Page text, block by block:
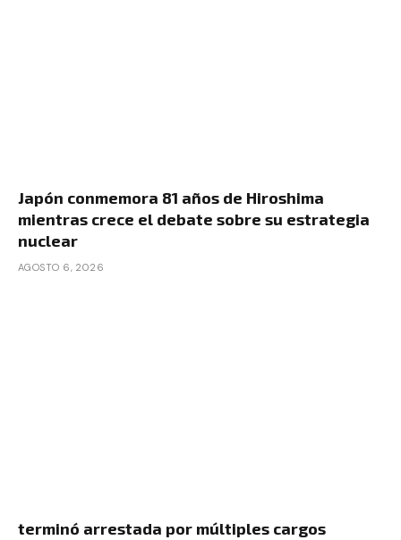
Japón conmemora 81 años de Hiroshima
mientras crece el debate sobre su estrategia
nuclear
AGOSTO 6, 2026
terminó arrestada por múltiples cargos